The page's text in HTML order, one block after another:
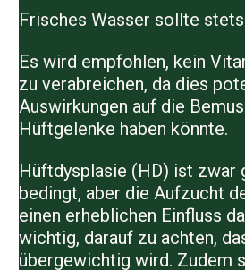
Frisches Wasser sollte
Es wird empfohlen, kein
zu verabreichen, da dies
Auswirkungen auf die
Hüftgelenke haben könnte.
Hüftdysplasie (HD) ist zwar
bedingt, aber die Aufzucht
einen erheblichen Einfluss
wichtig, darauf zu achten,
übergewichtig wird. Zudem